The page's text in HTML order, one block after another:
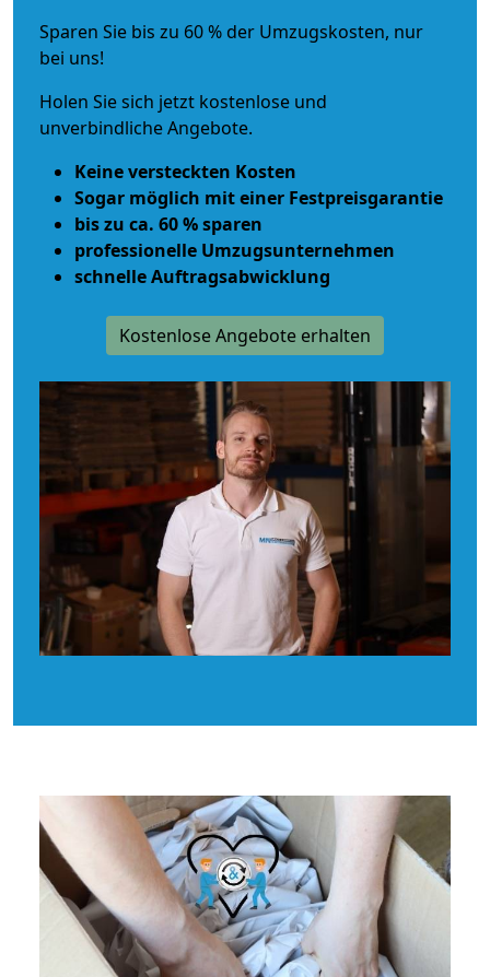
Sparen Sie bis zu 60 % der Umzugskosten, nur
bei uns!
Holen Sie sich jetzt kostenlose und
unverbindliche Angebote.
Keine versteckten Kosten
Sogar möglich mit einer Festpreisgarantie
bis zu ca. 60 % sparen
professionelle Umzugsunternehmen
schnelle Auftragsabwicklung
Kostenlose Angebote erhalten